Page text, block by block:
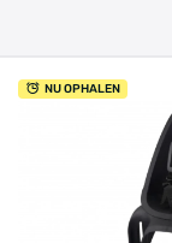
NU OPHALEN